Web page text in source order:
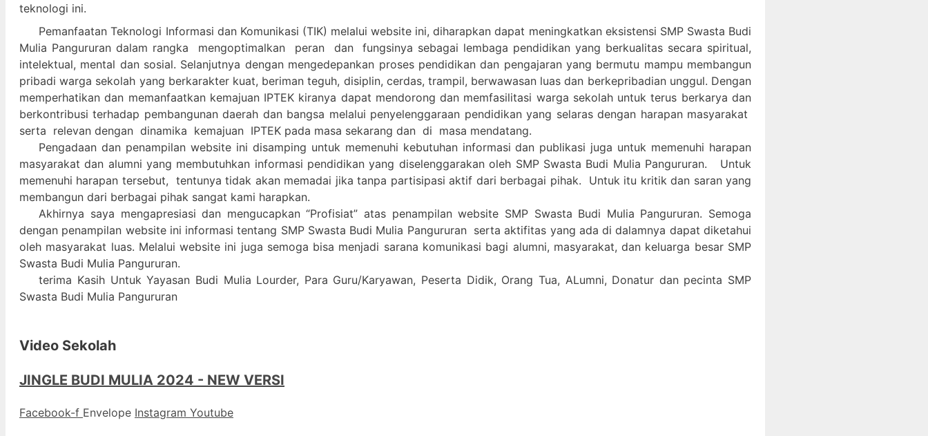
teknologi ini.
Pemanfaatan Teknologi Informasi dan Komunikasi (TIK) melalui website ini, diharapkan dapat meningkatkan eksistensi SMP Swasta Budi
Mulia Pangururan dalam rangka mengoptimalkan peran dan fungsinya sebagai lembaga pendidikan yang berkualitas secara spiritual,
intelektual, mental dan sosial. Selanjutnya dengan mengedepankan proses pendidikan dan pengajaran yang bermutu mampu membangun
pribadi warga sekolah yang berkarakter kuat, beriman teguh, disiplin, cerdas, trampil, berwawasan luas dan berkepribadian unggul. Dengan
memperhatikan dan memanfaatkan kemajuan IPTEK kiranya dapat mendorong dan memfasilitasi warga sekolah untuk terus berkarya dan
berkontribusi terhadap pembangunan daerah dan bangsa melalui penyelenggaraan pendidikan yang selaras dengan harapan masyarakat
serta relevan dengan dinamika kemajuan IPTEK pada masa sekarang dan di masa mendatang.
Pengadaan dan penampilan website ini disamping untuk memenuhi kebutuhan informasi dan publikasi juga untuk memenuhi harapan
masyarakat dan alumni yang membutuhkan informasi pendidikan yang diselenggarakan oleh SMP Swasta Budi Mulia Pangururan. Untuk
memenuhi harapan tersebut, tentunya tidak akan memadai jika tanpa partisipasi aktif dari berbagai pihak. Untuk itu kritik dan saran yang
membangun dari berbagai pihak sangat kami harapkan.
Akhirnya saya mengapresiasi dan mengucapkan “Profisiat” atas penampilan website SMP Swasta Budi Mulia Pangururan. Semoga
dengan penampilan website ini informasi tentang SMP Swasta Budi Mulia Pangururan serta aktifitas yang ada di dalamnya dapat diketahui
oleh masyarakat luas. Melalui website ini juga semoga bisa menjadi sarana komunikasi bagi alumni, masyarakat, dan keluarga besar SMP
Swasta Budi Mulia Pangururan.
terima Kasih Untuk Yayasan Budi Mulia Lourder, Para Guru/Karyawan, Peserta Didik, Orang Tua, ALumni, Donatur dan pecinta SMP
Swasta Budi Mulia Pangururan
Video Sekolah
JINGLE BUDI MULIA 2024 - NEW VERSI
Facebook-f Envelope Instagram Youtube